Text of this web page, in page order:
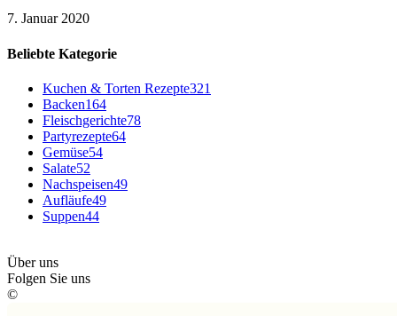
7. Januar 2020
Beliebte Kategorie
Kuchen & Torten Rezepte321
Backen164
Fleischgerichte78
Partyrezepte64
Gemüse54
Salate52
Nachspeisen49
Aufläufe49
Suppen44
Über uns
Folgen Sie uns
©